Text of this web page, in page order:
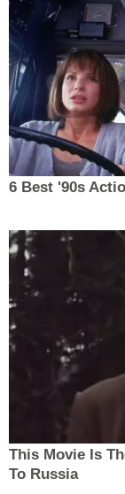
6 Best '90s
This Movie Is
To Russia